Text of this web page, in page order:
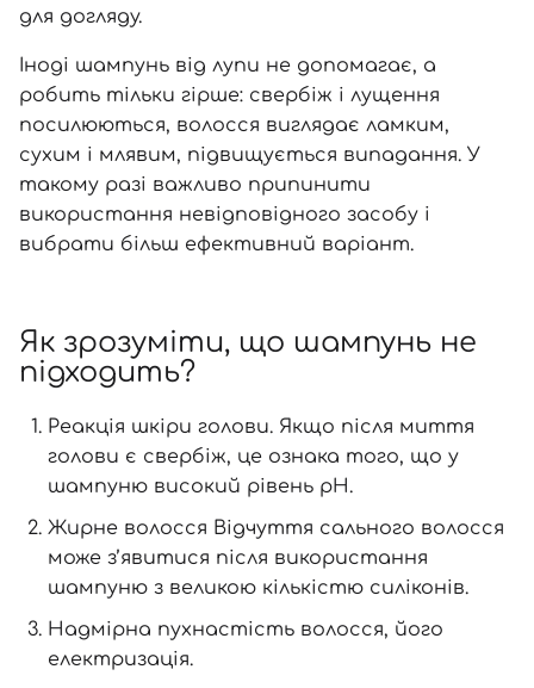
для догляду.
Іноді шампунь від лупи не допомагає, а
робить тільки гірше: свербіж і лущення
посилюються, волосся виглядає ламким,
сухим і млявим, підвищується випадання. У
такому разі важливо припинити
використання невідповідного засобу і
вибрати більш ефективний варіант.
Як зрозуміти, що шампунь не
підходить?
Реакція шкіри голови. Якщо після миття
голови є свербіж, це ознака того, що у
шампуню високий рівень pH.
Жирне волосся Відчуття сального волосся
може з’явитися після використання
шампуню з великою кількістю силіконів.
Надмірна пухнастість волосся, його
електризація.